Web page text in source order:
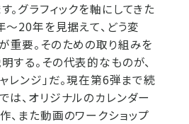
。グラフィックを軸にしてきた
～20年を見据えて、どう変
重要。そのための取り組みを
する。その代表的なものが、
ャレンジ」だ。現在第6弾まで続
は、オリジナルのカレンダー
、また動画のワークショップ